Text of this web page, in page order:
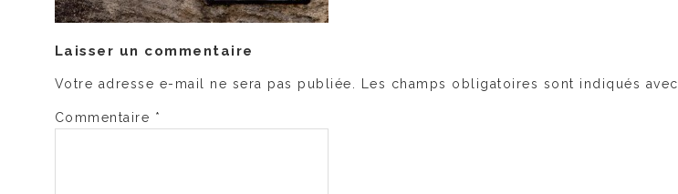
Laisser un commentaire
Votre adresse e-mail ne sera pas publiée. Les champs obligatoires sont indiqués avec
Commentaire *